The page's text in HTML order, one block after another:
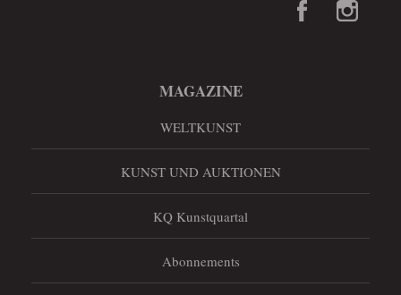
MAGAZINE
WELTKUNST
KUNST UND AUKTIONEN
KQ Kunstquartal
Abonnements